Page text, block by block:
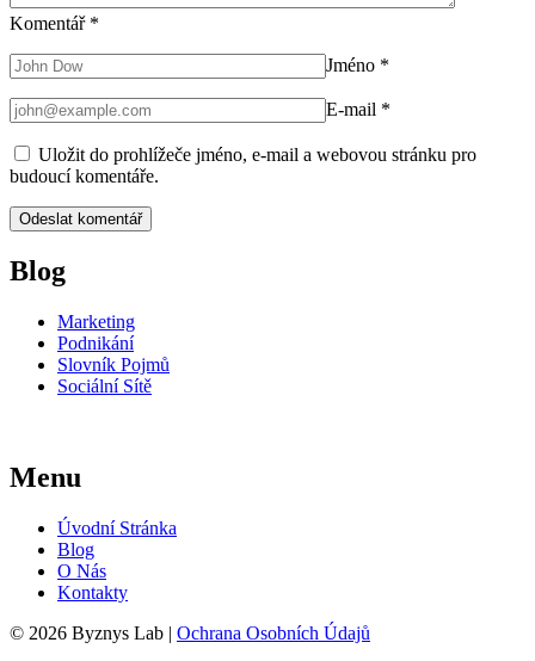
Komentář *
Jméno *
E-mail *
Uložit do prohlížeče jméno, e-mail a webovou stránku pro
budoucí komentáře.
Blog
Marketing
Podnikání
Slovník Pojmů
Sociální Sítě
Menu
Úvodní Stránka
Blog
O Nás
Kontakty
© 2026 Byznys Lab | Ochrana Osobních Údajů